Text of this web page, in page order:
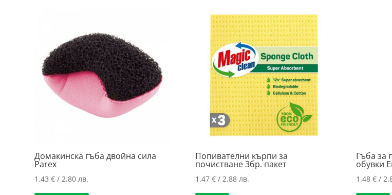
Домакинска гъба двойна сила
Parex
1.43€ / 2.80 лв.
Попивателни кърпи за
почистване 3бр. пакет
1.47 €/ 2.88 лв.
Гъба за
обувки
1.48 €/